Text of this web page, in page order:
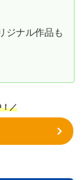
ジナル作品も
！／